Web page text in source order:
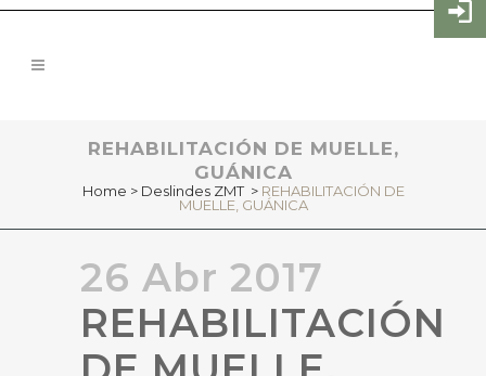
REHABILITACIÓN DE MUELLE,
GUÁNICA
Home > Deslindes ZMT > REHABILITACIÓN DE
MUELLE, GUÁNICA
26 Abr 2017
REHABILITACIÓN